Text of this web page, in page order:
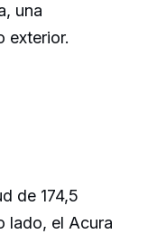
una
exterior.
de 174,5
lado, el Acura